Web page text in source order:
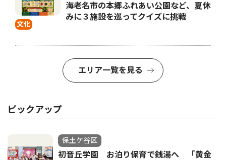
文化
海老名市の本郷ふれあい公園など、夏休
みに３施設を巡ってクイズに挑戦
エリア一覧を見る
ピックアップ
保土ケ谷区
初音丘学園 お泊り保育で銭湯へ 「黄金